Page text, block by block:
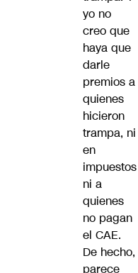
yo no
creo que
haya que
darle
premios a
quienes
hicieron
trampa, ni
en
impuestos
ni a
quienes
no pagan
el CAE.
De hecho,
parece